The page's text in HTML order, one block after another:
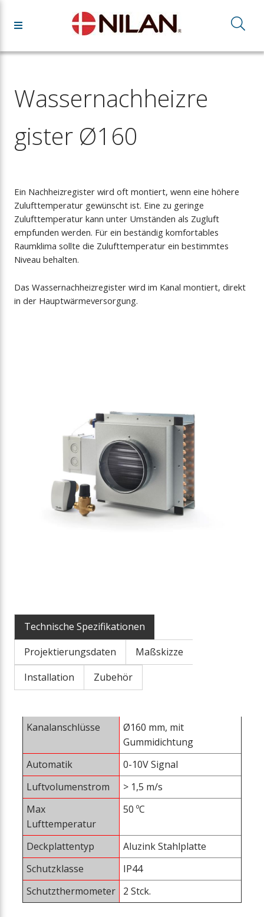
Wassernachheizre
gister Ø160
Ein Nachheizregister wird oft montiert, wenn eine höhere
Zulufttemperatur gewünscht ist. Eine zu geringe
Zulufttemperatur kann unter Umständen als Zugluft
empfunden werden. Für ein beständig komfortables
Raumklima sollte die Zulufttemperatur ein bestimmtes
Niveau behalten.
Das Wassernachheizregister wird im Kanal montiert, direkt
in der Hauptwärmeversorgung.
Technische Spezifikationen
Projektierungsdaten
Maßskizze
Installation
Zubehör
Kanalanschlüsse
Ø160 mm, mit
Gummidichtung
Automatik
0-10V Signal
Luftvolumenstrom
> 1,5 m/s
Max
Lufttemperatur
50 ºC
Deckplattentyp
Aluzink Stahlplatte
Schutzklasse
IP44
Schutzthermometer
2 Stck.